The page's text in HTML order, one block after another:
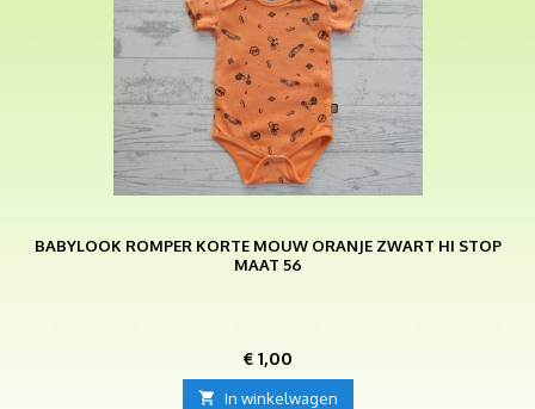
BABYLOOK ROMPER KORTE MOUW ORANJE ZWART HI STOP
MAAT 56
Prijs
€ 1,00
 In winkelwagen